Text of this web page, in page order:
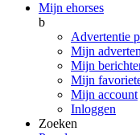
Mijn ehorses
b
Advertentie
Mijn
Mijn
Mijn
Mijn account
Inloggen
Zoeken